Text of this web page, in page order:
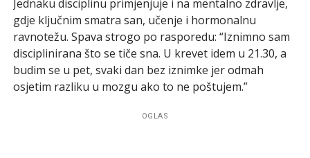
Jednaku disciplinu primjenjuje i na mentalno zdravlje,
gdje ključnim smatra san, učenje i hormonalnu
ravnotežu. Spava strogo po rasporedu: “Iznimno sam
disciplinirana što se tiče sna. U krevet idem u 21.30, a
budim se u pet, svaki dan bez iznimke jer odmah
osjetim razliku u mozgu ako to ne poštujem.”
OGLAS